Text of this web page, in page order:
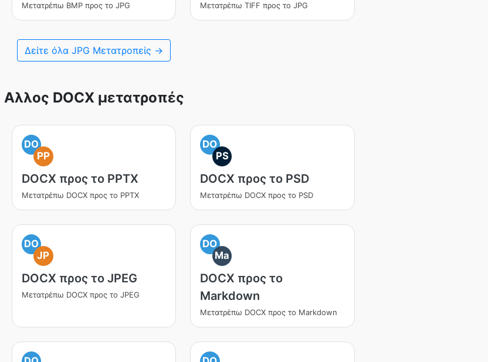
Μετατρέπω BMP προς το JPG Μετατρέπω TIFF προς το JPG
Δείτε όλα JPG Μετατροπείς →
Αλλος DOCX μετατροπές
DO
PP
DOCX προς το PPTX
Μετατρέπω DOCX προς το PPTX
DO
PS
DOCX προς το PSD
Μετατρέπω DOCX προς το PSD
DO
JP
DOCX προς το JPEG
Μετατρέπω DOCX προς το JPEG
DO
Ma
DOCX προς το
Markdown
Μετατρέπω DOCX προς το Markdown